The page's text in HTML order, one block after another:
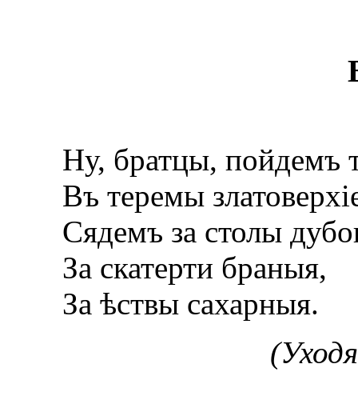
Ну, братцы, пойдемъ
Въ теремы
Сядемъ за столы
За скатерти браныя,
За ѣствы сахарныя.